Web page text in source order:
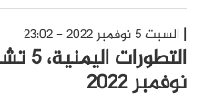
السبت 5 نوفمبر 2022 - 23:02
نوفمبر 2022